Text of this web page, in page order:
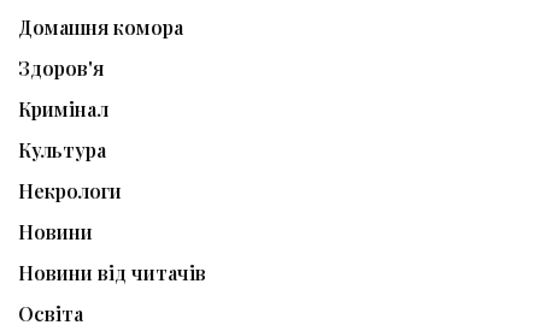
Домашня комора
Здоров'я
Кримінал
Культура
Некрологи
Новини
Новини від читачів
Освіта